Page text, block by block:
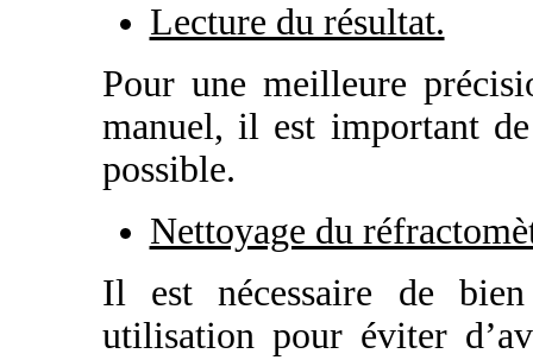
Lecture du résultat.
Pour une meilleure
manuel, il est important
possible.
Nettoyage du
Il est nécessaire de
utilisation pour éviter